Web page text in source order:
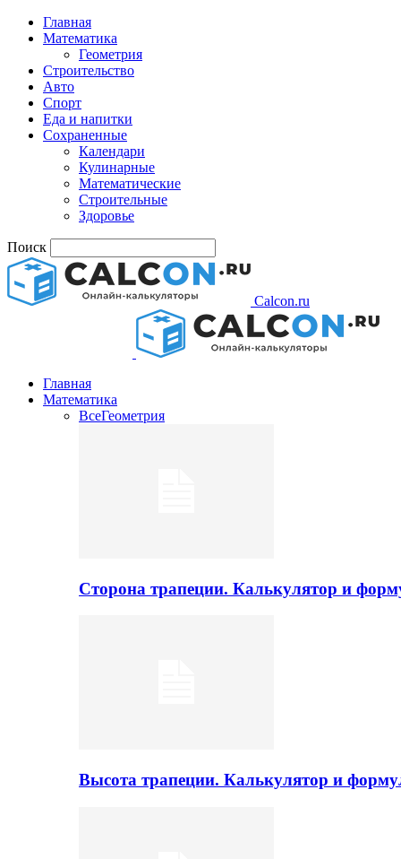
Главная
Математика
Геометрия
Строительство
Авто
Спорт
Еда и напитки
Сохраненные
Календари
Кулинарные
Математические
Строительные
Здоровье
Поиск
Calcon.ru
Главная
Математика
ВсеГеометрия
Сторона трапеции. Калькулятор и
Высота трапеции. Калькулятор и